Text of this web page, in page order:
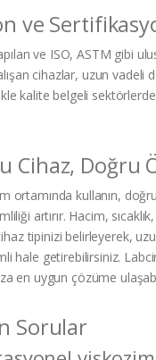
ve
ve ISO, ASTM gibi
cihazlar, uzun vadeli
kalite belgeli
Cihaz, Doğru
ortamında kullanın, doğru
artırır. Hacim,
tipinizi belirleyerek,
hale getirebilirsiniz.
en uygun çözüme
Sorular